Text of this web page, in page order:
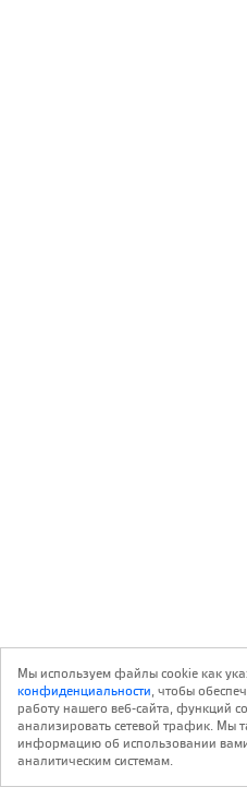
с 20
Мы используем файлы cookie как
конфиденциальности, чтобы
работу нашего веб-сайта, функций
анализировать сетевой трафик. Мы
информацию об использовании
аналитическим системам.